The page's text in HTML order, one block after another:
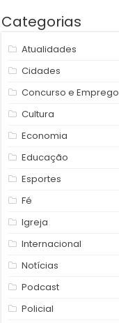
Categorias
Atualidades
Cidades
Concurso e Emprego
Cultura
Economia
Educação
Esportes
Fé
Igreja
Internacional
Notícias
Podcast
Policial